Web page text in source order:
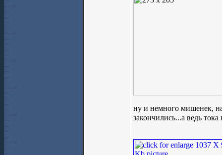
ну и немного мишенек,
закончились...а ведь